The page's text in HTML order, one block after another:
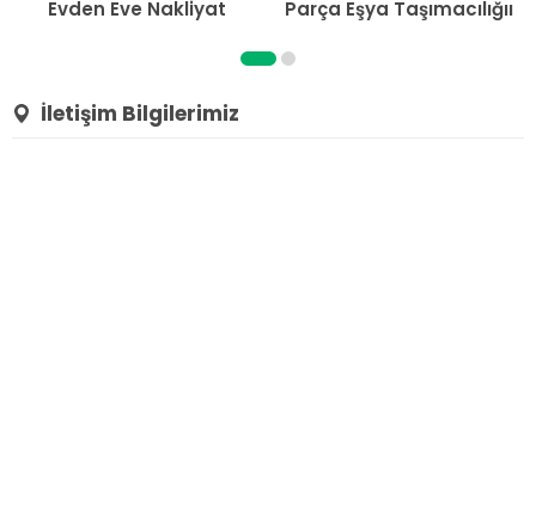
Evden Eve Nakliyat Parça Eşya Taşımacılığıı
İletişim Bilgilerimiz